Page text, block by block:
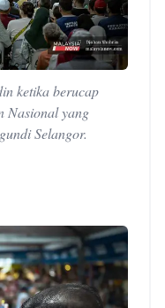
ketika berucap
Nasional yang
Selangor.